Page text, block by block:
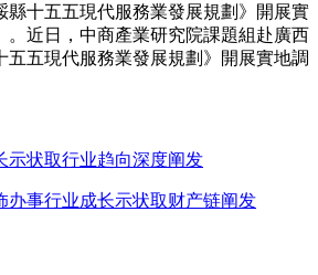
縣十五五現代服務業發展規劃》開展實
。近日，中商產業研究院課題組赴廣西
五五現代服務業發展規劃》開展實地調
示状取行业趋向深度阐发
办事行业成长示状取财产链阐发